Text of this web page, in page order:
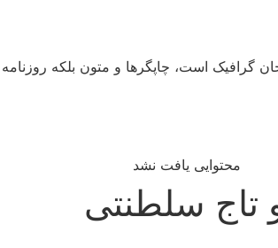
گرافیک است، چاپگرها و متون بلکه
محتوایی یافت نشد
تاج سلطنتی